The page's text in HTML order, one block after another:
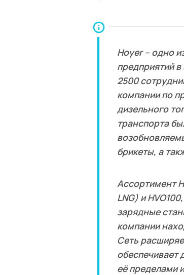
Hoyer – одно
предприятий
2500
компании по
дизельного
транспорта
брикеты, а
Ассортимент
LNG) и
зарядные
компании
Сеть
обеспечивает
её пределами